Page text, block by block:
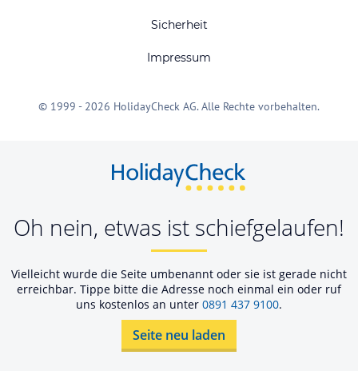
Sicherheit
Impressum
© 1999 - 2026 HolidayCheck AG. Alle Rechte vorbehalten.
Oh nein, etwas ist schiefgelaufen!
Vielleicht wurde die Seite umbenannt oder sie ist gerade nicht
erreichbar. Tippe bitte die Adresse noch einmal ein oder ruf
uns kostenlos an unter 0891 437 9100.
Seite neu laden